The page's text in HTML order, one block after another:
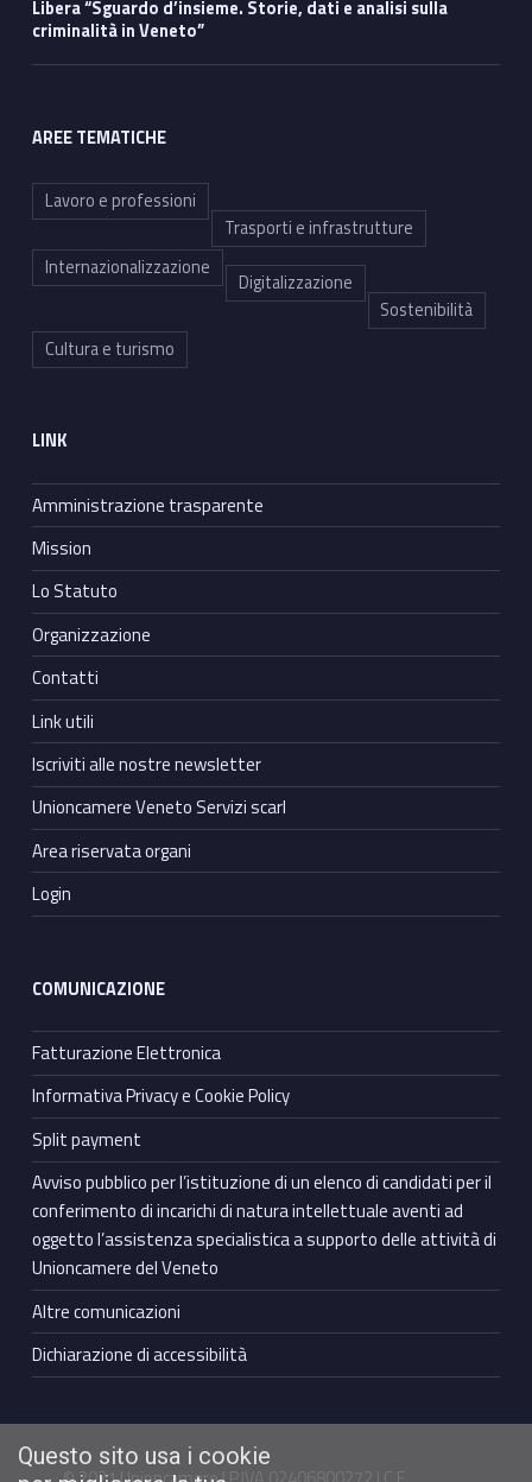
Libera “Sguardo d’insieme. Storie, dati e analisi sulla
criminalità in Veneto”
AREE TEMATICHE
Lavoro e professioni
Trasporti e infrastrutture
Internazionalizzazione
Digitalizzazione
Sostenibilità
Cultura e turismo
LINK
Amministrazione trasparente
Mission
Lo Statuto
Organizzazione
Contatti
Link utili
Iscriviti alle nostre newsletter
Unioncamere Veneto Servizi scarl
Area riservata organi
Login
COMUNICAZIONE
Fatturazione Elettronica
Informativa Privacy e Cookie Policy
Split payment
Avviso pubblico per l’istituzione di un elenco di candidati per il
conferimento di incarichi di natura intellettuale aventi ad
oggetto l’assistenza specialistica a supporto delle attività di
Unioncamere del Veneto
Altre comunicazioni
Dichiarazione di accessibilità
Questo sito usa i cookie